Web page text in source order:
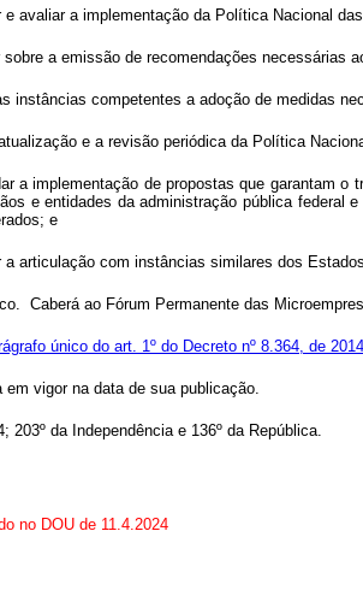
e avaliar a implementação da Política Nacional
sobre a emissão de recomendações necessárias
instâncias competentes a adoção de medidas
e a revisão periódica da Política
a implementação de propostas que garantam
e entidades da administração pública federal
e
a articulação com instâncias similares dos
Caberá ao Fórum Permanente das
único do art. 1º do Decreto nº 8.364, de 2014
vigor na data de sua publicação.
203º da Independência e 136º da República.
no DOU de 11.4.2024